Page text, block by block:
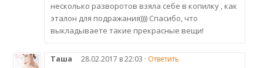
несколько разворотов взяла себе в копилку , как
эталон для подражания)))) Спасибо, что
выкладываете такие прекрасные вещи!
Таша 28.02.2017 в 22:03 · Ответить